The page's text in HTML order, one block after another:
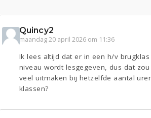
Quincy2
maandag 20 april 2026 om 11:36
Ik lees altijd dat er in een h/v
niveau wordt lesgegeven, dus dat
veel uitmaken bij hetzelfde aantal
klassen?